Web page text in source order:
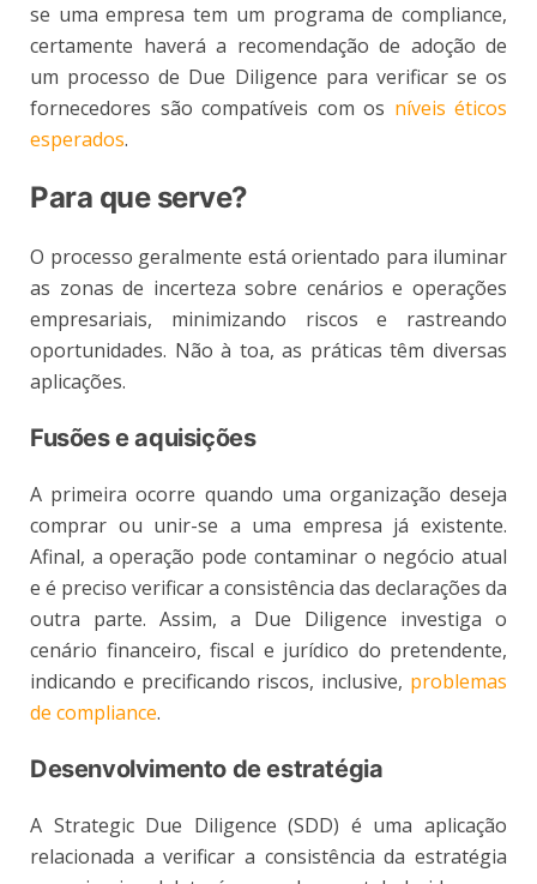
se uma empresa tem um programa de compliance,
certamente haverá a recomendação de adoção de
um processo de Due Diligence para verificar se os
fornecedores são compatíveis com os níveis éticos
esperados.
Para que serve?
O processo geralmente está orientado para iluminar
as zonas de incerteza sobre cenários e operações
empresariais, minimizando riscos e rastreando
oportunidades. Não à toa, as práticas têm diversas
aplicações.
Fusões e aquisições
A primeira ocorre quando uma organização deseja
comprar ou unir-se a uma empresa já existente.
Afinal, a operação pode contaminar o negócio atual
e é preciso verificar a consistência das declarações da
outra parte. Assim, a Due Diligence investiga o
cenário financeiro, fiscal e jurídico do pretendente,
indicando e precificando riscos, inclusive, problemas
de compliance.
Desenvolvimento de estratégia
A Strategic Due Diligence (SDD) é uma aplicação
relacionada a verificar a consistência da estratégia